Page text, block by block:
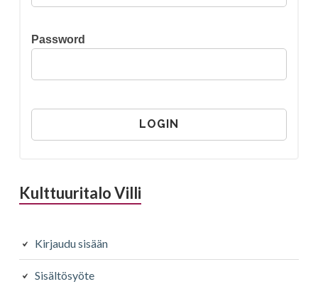
Password
Kulttuuritalo Villi
Kirjaudu sisään
Sisältösyöte